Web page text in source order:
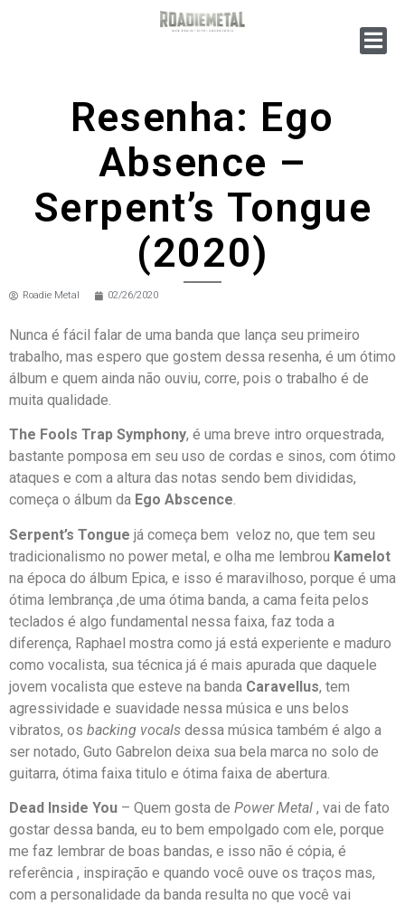
Resenha: Ego
Absence –
Serpent’s Tongue
(2020)
Roadie Metal 02/26/2020
Nunca é fácil falar de uma banda que lança seu primeiro
trabalho, mas espero que gostem dessa resenha, é um ótimo
álbum e quem ainda não ouviu, corre, pois o trabalho é de
muita qualidade.
The Fools Trap Symphony, é uma breve intro orquestrada,
bastante pomposa em seu uso de cordas e sinos, com ótimo
ataques e com a altura das notas sendo bem divididas,
começa o álbum da Ego Abscence.
Serpent’s Tongue já começa bem veloz no, que tem seu
tradicionalismo no power metal, e olha me lembrou Kamelot
na época do álbum Epica, e isso é maravilhoso, porque é uma
ótima lembrança ,de uma ótima banda, a cama feita pelos
teclados é algo fundamental nessa faixa, faz toda a
diferença, Raphael mostra como já está experiente e maduro
como vocalista, sua técnica já é mais apurada que daquele
jovem vocalista que esteve na banda Caravellus, tem
agressividade e suavidade nessa música e uns belos
vibratos, os backing vocals dessa música também é algo a
ser notado, Guto Gabrelon deixa sua bela marca no solo de
guitarra, ótima faixa titulo e ótima faixa de abertura.
Dead Inside You – Quem gosta de Power Metal , vai de fato
gostar dessa banda, eu to bem empolgado com ele, porque
me faz lembrar de boas bandas, e isso não é cópia, é
referência , inspiração e quando você ouve os traços mas,
com a personalidade da banda resulta no que você vai